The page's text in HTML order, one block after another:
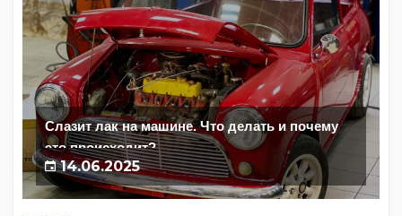
Слазит лак на машине. Что делать и почему
это происходит?
14.06.2025